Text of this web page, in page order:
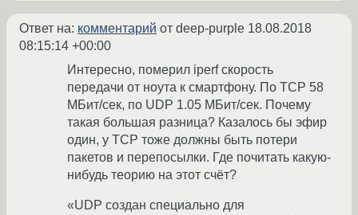
Ответ на: комментарий от deep-purple 18.08.2018
08:15:14 +00:00
Интересно, померил iperf скорость
передачи от ноута к смартфону. По TCP 58
МБит/сек, по UDP 1.05 МБит/сек. Почему
такая большая разница? Казалось бы эфир
один, у TCP тоже должны быть потери
пакетов и перепосылки. Где почитать какую-
нибудь теорию на этот счёт?
«UDP создан специально для